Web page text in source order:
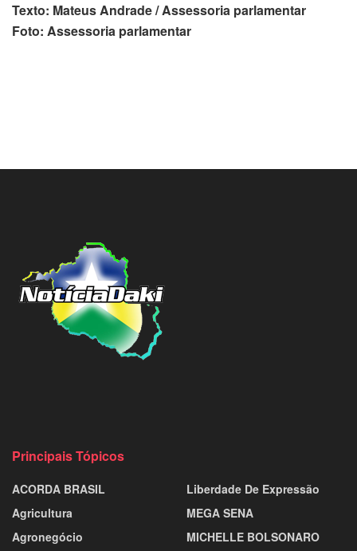
Texto: Mateus Andrade / Assessoria parlamentar
Foto: Assessoria parlamentar
Principais Tópicos
ACORDA BRASIL
Agricultura
Agronegócio
Liberdade De Expressão
MEGA SENA
MICHELLE BOLSONARO